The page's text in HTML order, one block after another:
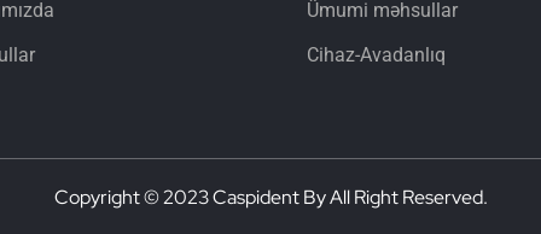
Ümumi məhsullar
Cihaz-Avadanlıq
Copyright © 2023 Caspident By All Right Reserved.